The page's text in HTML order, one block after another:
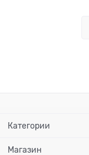
Категории
Магазин